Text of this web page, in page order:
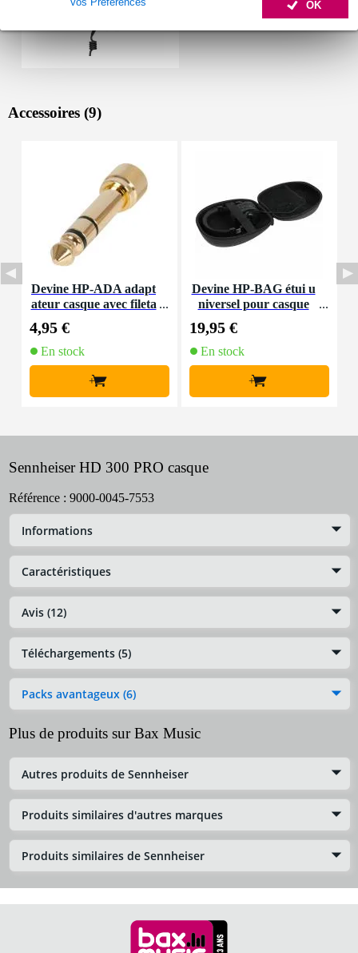
OK
Accessoires (9)
Devine HP-ADA adapt
ateur casque avec fileta
4,95 €
En stock
+
Devine HP-BAG étui u
niversel pour casque
19,95 €
En stock
+
Sennheiser HD 300 PRO casque
Référence : 9000-0045-7553
Informations
Caractéristiques
Avis (12)
Téléchargements (5)
Packs avantageux (6)
Plus de produits sur Bax Music
Autres produits de Sennheiser
Produits similaires d'autres marques
Produits similaires de Sennheiser